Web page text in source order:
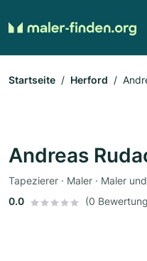
Startseite Herford
Andreas
Tapezierer · Maler · Maler
0.0
(0